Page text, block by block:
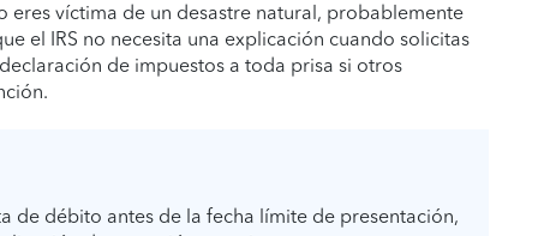
víctima de un desastre natural, probablemente
el IRS no necesita una explicación cuando solicitas
de impuestos a toda prisa si otros
de débito antes de la fecha límite de presentación,